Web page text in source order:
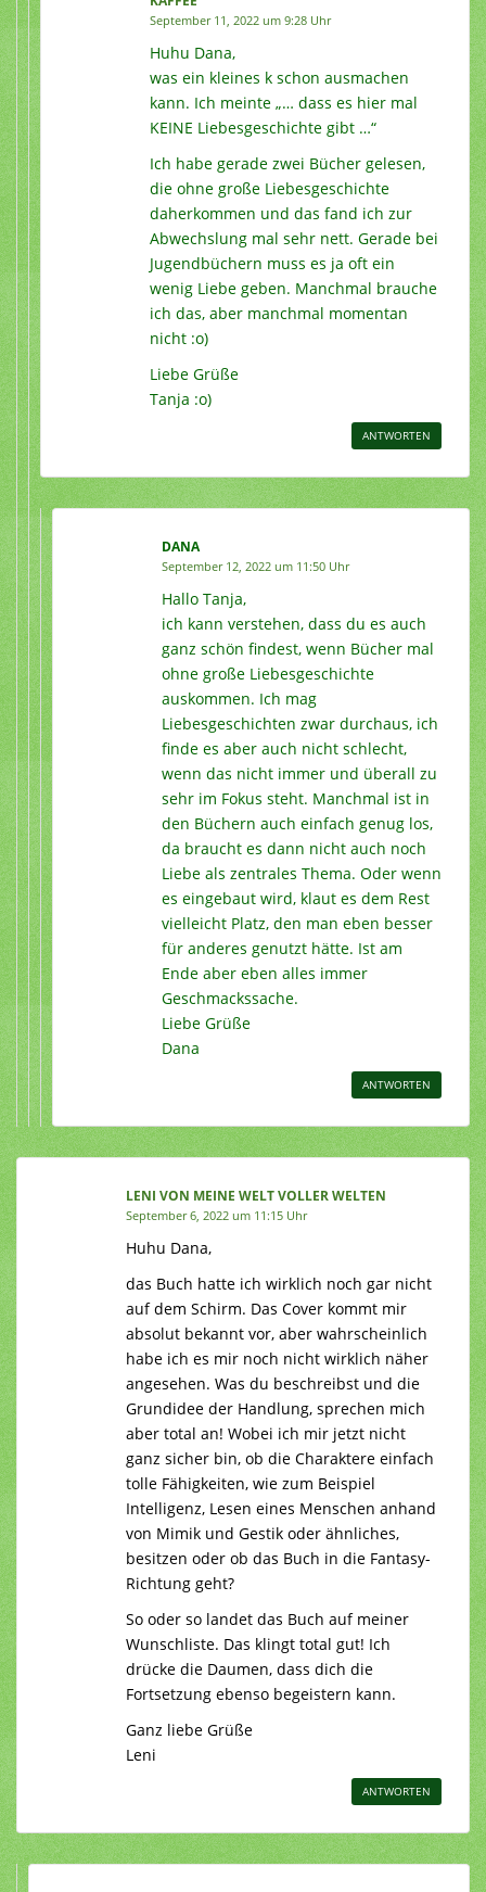
September 11, 2022 um 9:28 Uhr
Huhu Dana,
was ein kleines k schon ausmachen
kann. Ich meinte „… dass es hier mal
KEINE Liebesgeschichte gibt …“
Ich habe gerade zwei Bücher gelesen,
die ohne große Liebesgeschichte
daherkommen und das fand ich zur
Abwechslung mal sehr nett. Gerade bei
Jugendbüchern muss es ja oft ein
wenig Liebe geben. Manchmal brauche
ich das, aber manchmal momentan
nicht :o)
Liebe Grüße
Tanja :o)
ANTWORTEN
DANA
September 12, 2022 um 11:50 Uhr
Hallo Tanja,
ich kann verstehen, dass du es auch
ganz schön findest, wenn Bücher mal
ohne große Liebesgeschichte
auskommen. Ich mag
Liebesgeschichten zwar durchaus, ich
finde es aber auch nicht schlecht,
wenn das nicht immer und überall zu
sehr im Fokus steht. Manchmal ist in
den Büchern auch einfach genug los,
da braucht es dann nicht auch noch
Liebe als zentrales Thema. Oder wenn
es eingebaut wird, klaut es dem Rest
vielleicht Platz, den man eben besser
für anderes genutzt hätte. Ist am
Ende aber eben alles immer
Geschmackssache.
Liebe Grüße
Dana
ANTWORTEN
LENI VON MEINE WELT VOLLER WELTEN
September 6, 2022 um 11:15 Uhr
Huhu Dana,
das Buch hatte ich wirklich noch gar nicht
auf dem Schirm. Das Cover kommt mir
absolut bekannt vor, aber wahrscheinlich
habe ich es mir noch nicht wirklich näher
angesehen. Was du beschreibst und die
Grundidee der Handlung, sprechen mich
aber total an! Wobei ich mir jetzt nicht
ganz sicher bin, ob die Charaktere einfach
tolle Fähigkeiten, wie zum Beispiel
Intelligenz, Lesen eines Menschen anhand
von Mimik und Gestik oder ähnliches,
besitzen oder ob das Buch in die Fantasy-
Richtung geht?
So oder so landet das Buch auf meiner
Wunschliste. Das klingt total gut! Ich
drücke die Daumen, dass dich die
Fortsetzung ebenso begeistern kann.
Ganz liebe Grüße
Leni
ANTWORTEN